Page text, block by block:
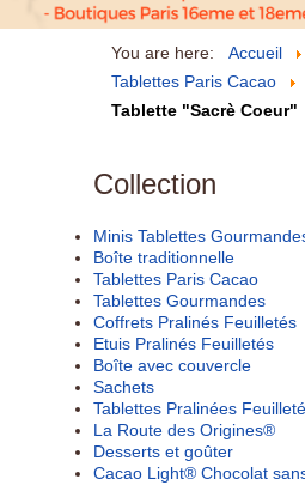
You are here: Accueil
Tablettes Paris Cacao
Tablette "Sacrè Coeur"
Collection
Minis Tablettes
Boîte traditionnelle
Tablettes Paris Cacao
Tablettes Gourmandes
Coffrets Pralinés Feuilletés
Etuis Pralinés Feuilletés
Boîte avec couvercle
Sachets
Tablettes Pralinées
La Route des Origines®
Desserts et goûter
Cacao Light® Chocolat